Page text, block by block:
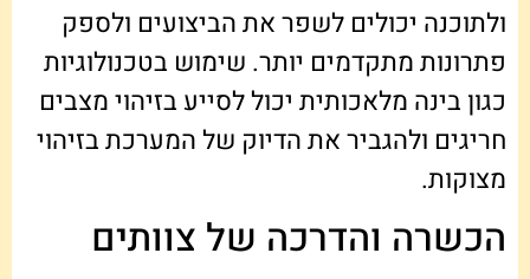
ולתוכנה יכולים לשפר את הביצועים ולספק
פתרונות מתקדמים יותר. שימוש בטכנולוגיות
כגון בינה מלאכותית יכול לסייע בזיהוי מצבים
חריגים ולהגביר את הדיוק של המערכת בזיהוי
מצוקות.
הכשרה והדרכה של צוותים